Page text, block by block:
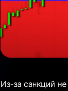
Из-за санкций